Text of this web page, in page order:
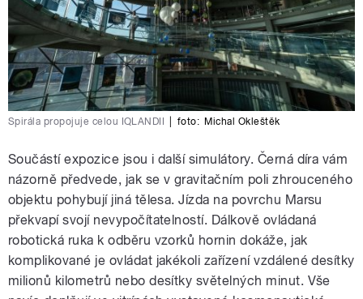
Spirála propojuje celou IQLANDII foto: Michal Okleštěk
Součástí expozice jsou i další simulátory. Černá díra vám
názorně předvede, jak se v gravitačním poli zhrouceného
objektu pohybují jiná tělesa. Jízda na povrchu Marsu
překvapí svojí nevypočítatelností. Dálkově ovládaná
robotická ruka k odběru vzorků hornin dokáže, jak
komplikované je ovládat jakékoli zařízení vzdálené desítky
milionů kilometrů nebo desítky světelných minut. Vše